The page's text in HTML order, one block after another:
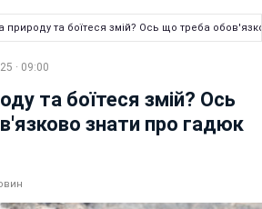
природу та боїтеся змій? Ось що треба
· 09:00
та боїтеся змій? Ось
знати про гадюк